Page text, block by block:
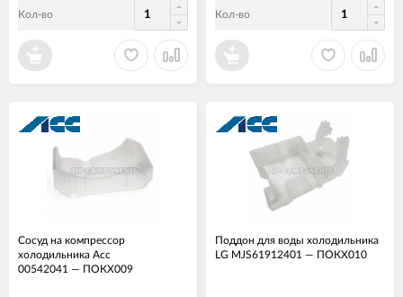
Кол-во Кол-во
Сосуд на компрессор
холодильника Acc
00542041 — ПОКХ009
Поддон для воды холодильника
LG MJS61912401 — ПОКХ010